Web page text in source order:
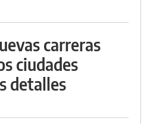
carreras
ciudades
detalles